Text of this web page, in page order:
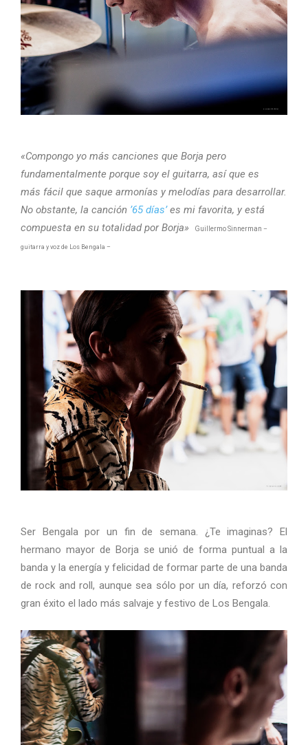
«Compongo yo más canciones que Borja pero
fundamentalmente porque soy el guitarra, así que es
más fácil que saque armonías y melodías para desarrollar.
No obstante, la canción ’65 días’es mi favorita, y está
compuesta en su totalidad por Borja»
Guillermo Sinnerman –
guitarra y voz de Los Bengala –
Ser Bengala por un fin de semana. ¿Te imaginas? El
hermano mayor de Borja se unió de forma puntual a la
banda y la energía y felicidad de formar parte de una banda
de rock and roll, aunque sea sólo por un día, reforzó con
gran éxito el lado más salvaje y festivo de Los Bengala.